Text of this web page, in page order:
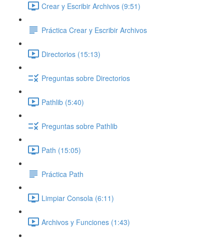
Crear y Escribir Archivos (9:51)
Práctica Crear y Escribir Archivos
Directorios (15:13)
Preguntas sobre Directorios
Pathlib (5:40)
Preguntas sobre Pathlib
Path (15:05)
Práctica Path
Limpiar Consola (6:11)
Archivos y Funciones (1:43)